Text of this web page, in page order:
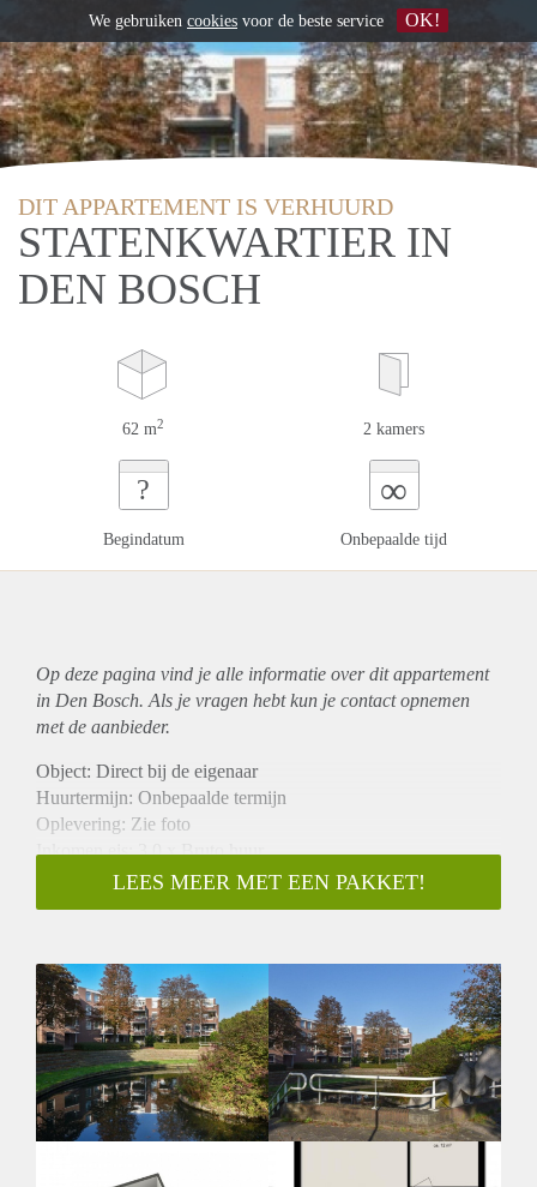
DIT APPARTEMENT IS VERHUURD
STATENKWARTIER IN
DEN BOSCH
62 m2 2 kamers
?
Begindatum
∞
Onbepaalde tijd
Op deze pagina vind je alle informatie over ditappartement
in Den Bosch. Als je vragen hebt kun je contact opnemen
met de aanbieder.
Object: Direct bij de eigenaar
Huurtermijn: Onbepaalde termijn
Oplevering: Zie foto
Inkomen eis: 3,0 x Bruto huur
Garantiestelling mogelijk: Ja
Borg: 1 Maand
Huisdieren toegestaan: Afhankelijk van de Eigenaar
Huurtoeslag grens: Nee
Geschikt voor studenten: Afhankelijk van de Eigenaar
LEES MEER MET EEN PAKKET!
We gebruiken cookies voor de beste service OK!